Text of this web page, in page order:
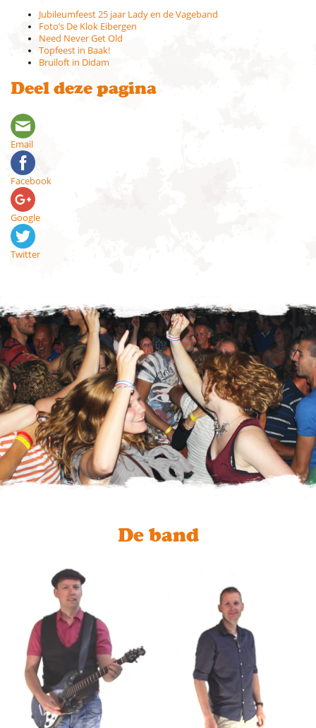
Jubileumfeest 25 jaar Lady en de Vageband
Foto’s De Klok Eibergen
Need Never Get Old
Topfeest in Baak!
Bruiloft in Didam
Deel deze pagina
Email
Facebook
Google
Twitter
De band